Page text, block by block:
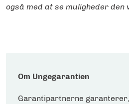
også med at se muligheder den
Om Ungegarantien
Garantipartnerne